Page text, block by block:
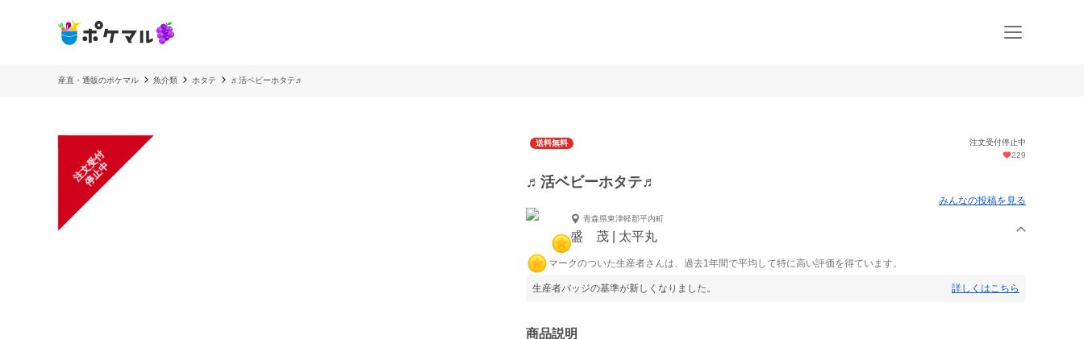
産直・通販のポケマル 魚介類 ホタテ ♬活ベビーホタテ♬
注
文
受
付
停
止
中
送料無料
注文受付停止中
229
♬活ベビーホタテ♬
みんなの投稿を見る
青森県東津軽郡平内町
盛 茂 | 太平丸
マークのついた生産者さんは、過去1年間で平均して特に高い評価を得ています。
生産者バッジの基準が新しくなりました。 詳しくはこちら
商品説明